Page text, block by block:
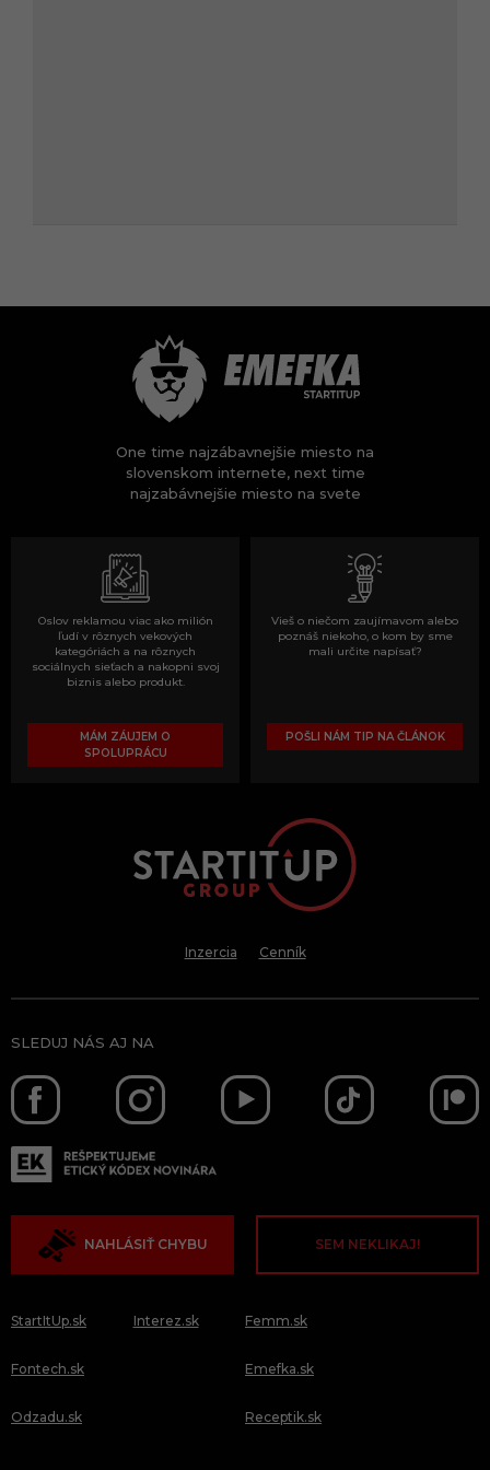
One time najzábavnejšie miesto na
slovenskom internete, next time
najzabávnejšie miesto na svete
Oslov reklamou viac ako milión
ľudí v rôznych vekových
kategóriách a na rôznych
sociálnych sieťach a nakopni svoj
biznis alebo produkt.
MÁM ZÁUJEM O
SPOLUPRÁCU
Vieš o niečom zaujímavom alebo
poznáš niekoho, o kom by sme
mali určite napísať?
POŠLI NÁM TIP NA ČLÁNOK
Inzercia Cenník
SLEDUJ NÁS AJ NA
NAHLÁSIŤ CHYBU SEM NEKLIKAJ!
StartItUp.sk
Fontech.sk
Odzadu.sk
Interez.sk Femm.sk
Emefka.sk
Receptik.sk